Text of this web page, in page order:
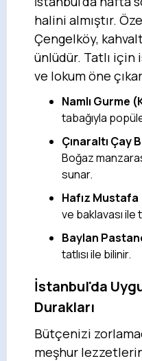
halini almıştır.
Çengelköy,
ünlüdür. Tatlı için
ve lokum öne
Namlı Gurme
tabağıyla
Çınaraltı Çay
Boğaz
sunar.
Hafız
ve baklavası ile
Baylan
tatlısı ile bilinir.
İstanbul'da
Durakları
Bütçenizi
meşhur